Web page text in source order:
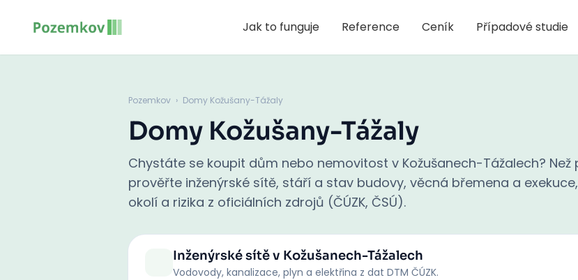
Jak to funguje Reference Ceník Případové studie
Pozemkov › Domy Kožušany-Tážaly
Domy Kožušany-Tážaly
Chystáte se koupit dům nebo nemovitost v Kožušanech-Tážalech? Než
prověřte inženýrské sítě, stáří a stav budovy, věcná břemena a
okolí a rizika z oficiálních zdrojů (ČÚZK, ČSÚ).
Inženýrské sítěv Kožušanech-Tážalech
Vodovody, kanalizace, plyn a elektřina z dat DTM ČÚZK.